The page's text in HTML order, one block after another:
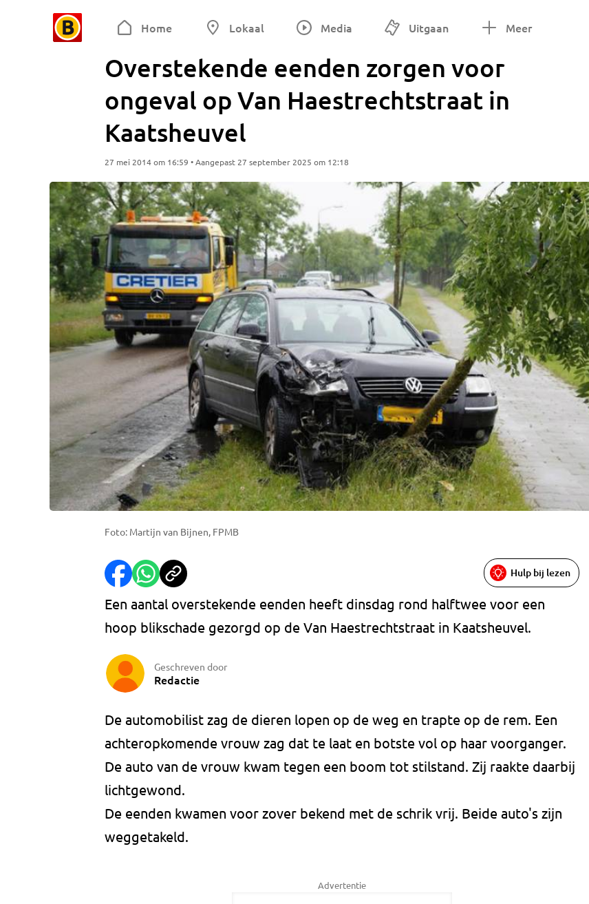
Home Lokaal Media Uitgaan Meer
Overstekende eenden zorgen voor
ongeval op Van Haestrechtstraat in
Kaatsheuvel
27 mei 2014 om 16:59 • Aangepast 27 september 2025 om 12:18
Foto: Martijn van Bijnen, FPMB
Hulp bij lezen
Een aantal overstekende eenden heeft dinsdag rond halftwee voor een
hoop blikschade gezorgd op de Van Haestrechtstraat in Kaatsheuvel.
Geschreven door
Redactie
De automobilist zag de dieren lopen op de weg en trapte op de rem. Een
achteropkomende vrouw zag dat te laat en botste vol op haar voorganger.
De auto van de vrouw kwam tegen een boom tot stilstand. Zij raakte daarbij
lichtgewond.
De eenden kwamen voor zover bekend met de schrik vrij. Beide auto's zijn
weggetakeld.
Advertentie